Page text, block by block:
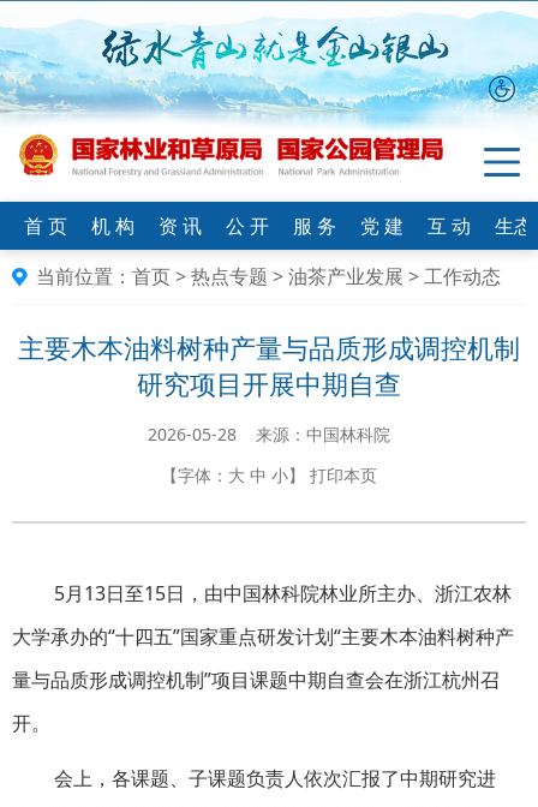
首 页 机 构 资 讯 公 开 服 务 党 建 互 动
生
当前位置： 首页>热点专题 >油茶产业发展 >工作动态
主要木本油料树种产量与品质形成调控机制
研究项目开展中期自查
2026-05-28 来源：中国林科院
【字体： 大 中 小】 打印本页
5月13日至15日，由中国林科院林业所主办、浙江农林
大学承办的“十四五”国家重点研发计划“主要木本油料树种产
量与品质形成调控机制”项目课题中期自查会在浙江杭州召
开。
会上，各课题、子课题负责人依次汇报了中期研究进